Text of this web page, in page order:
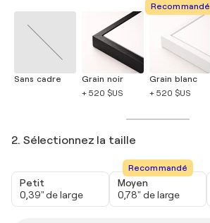
Sans cadre
Grain noir
+ 520 $US
Recommandé
Grain blanc
+ 520 $US
2. Sélectionnez la taille
Petit
0,39" de large
Recommandé
Moyen
0,78" de large